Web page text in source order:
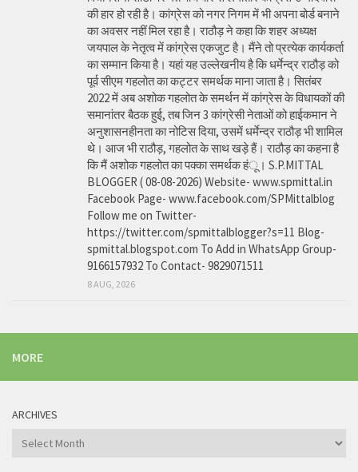
की हार हो रही है। कांग्रेस को नगर निगम में भी अपना बोर्ड बनाने
का अवसर नहीं मिल रहा है। राठौड़ ने कहा कि शहर अध्यक्ष
जयपाल के नेतृत्व में कांग्रेस एकजुट है। मैंने तो प्रत्येक कार्यकर्ता
का सम्मान किया है। यहां यह उल्लेखनीय है कि धर्मेन्द्र राठौड़ को
पूर्व सीएम गहलोत का कट्टर समर्थक माना जाता है। सितंबर
2022 में अब अशोक गहलोत के समर्थन में कांग्रेस के विधायकों की
समानांतर बैठक हुई, तब जिन 3 कांग्रेसी नेताओं को हाईकमान ने
अनुशासनहीनता का नोटिस दिया, उसमें धर्मेन्द्र राठौड़ भी शामिल
थे। आज भी राठौड़, गहलोत के साथ खड़े हैं। राठौड़ का कहना है
कि मैं अशोक गहलोत का पक्का समर्थक हंू। S.P.MITTAL
BLOGGER ( 08-08-2026) Website- www.spmittal.in
Facebook Page- www.facebook.com/SPMittalblog
Follow me on Twitter-
https://twitter.com/spmittalblogger?s=11 Blog-
spmittal.blogspot.com To Add in WhatsApp Group-
9166157932 To Contact- 9829071511
8 AUG, 2026
MORE
ARCHIVES
Archives